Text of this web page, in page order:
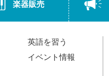
楽器販売
英語を習う
イベント情報